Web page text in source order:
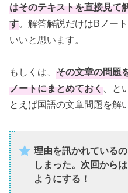
はそのテキストを直接見て
す。解答解説だけはBノー
いいと思います。
もしくは、その文章の問題
ノートにまとめておく 、
とえば国語の文章問題を解
理由を訊かれている
しまった。次回から
ようにする！